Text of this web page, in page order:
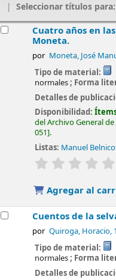
Seleccionar títulos para:
Cuatro años en
Moneta.
por Moneta, José
Tipo de material:
normales; Forma
Detalles de
Disponibilidad:
del Archivo General
051 .
Listas: Manuel
valoración
Agregar al
Cuentos de la
por Quiroga, Horacio,
Tipo de material:
normales; Forma
Detalles de